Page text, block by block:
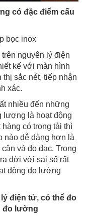
có đặc điểm cấu
bọc inox
nguyên lý điện
kế với màn hình
sắc nét, tiếp nhận
xác.
nhiều đến những
lượng là hoạt động
có trọng tải thì
nào dễ dàng hơn là
và đo đạc. Trong
đời với sai số rất
động đo lường
điện tử, có thể đo
đo lường